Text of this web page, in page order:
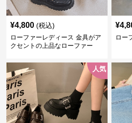
¥4,800 (税込)
ローファーレディース 金具がア
クセントの上品なローファー
¥
ロー
人気